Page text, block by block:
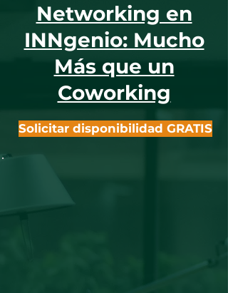
Networking en
INNgenio: Mucho
Más que un
Coworking
Solicitar disponibilidad GRATIS